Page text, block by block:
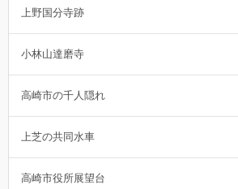
上野国分寺跡
小林山達磨寺
高崎市の千人隠れ
上芝の共同水車
高崎市役所展望台